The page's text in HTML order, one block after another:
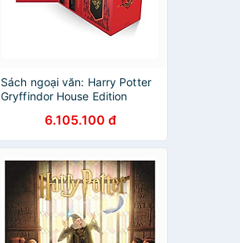
Sách ngoại văn: Harry Potter
Gryffindor House Edition
6.105.100 đ